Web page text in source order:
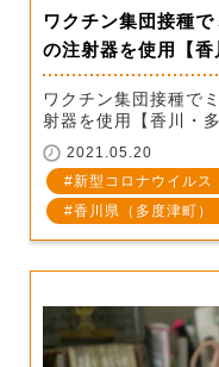
ワクチン集団接種
の注射器を使用【香
ワクチン集団接種で
射器を使用【香川・多
2021.05.20
新型コロナウイルス
香川県（多度津町）